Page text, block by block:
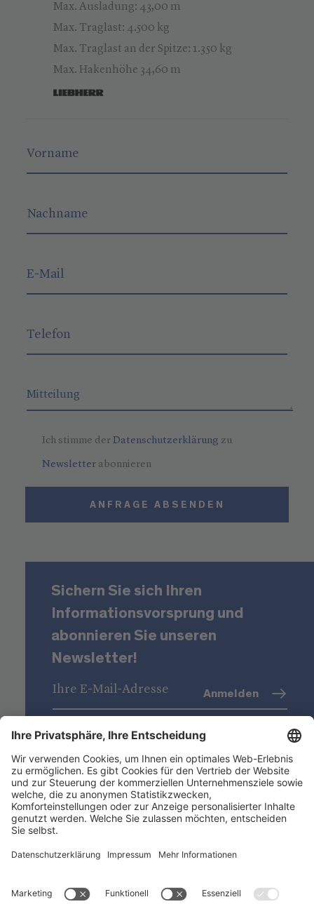
Max. Ausladung: 43,00 m
Max. Traglast: 4.500 kg
Max. Traglast an der Spitze: 1.350 kg
Max. Hakenhöhe 34,60 m
Ich stimme derDatenschutzerklärung zu
Newsletter abonnieren
ANFRAGE ABSENDEN
Sichern Sie sich Ihren
Informationsvorsprung und
abonnieren Sie unseren
Newsletter!
Datenschutz (Info)
Anmelden
Niederstätter AG
Standorte
Nützliche Links